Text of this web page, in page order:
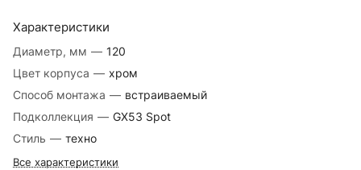
Характеристики
Диаметр, мм — 120
Цвет корпуса — хром
Способ монтажа — встраиваемый
Подколлекция — GX53 Spot
Стиль — техно
Все характеристики